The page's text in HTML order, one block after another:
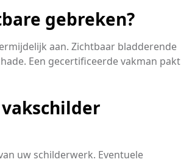
gebreken?
aan. Zichtbaar bladderende
Een gecertificeerde vakman pakt
uw schilderwerk. Eventuele